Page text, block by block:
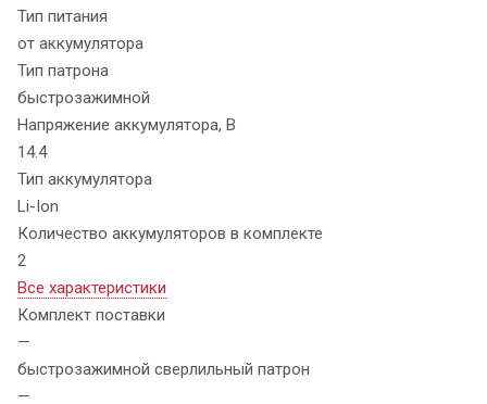
Тип питания
от аккумулятора
Тип патрона
быстрозажимной
Напряжение аккумулятора, В
14.4
Тип аккумулятора
Li-Ion
Количество аккумуляторов в комплекте
2
Все характеристики
Комплект поставки
—
быстрозажимной сверлильный патрон
—